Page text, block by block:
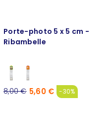
Porte-photo 5 x 5 cm -
Ribambelle
8,00 € 5,60 € -30%